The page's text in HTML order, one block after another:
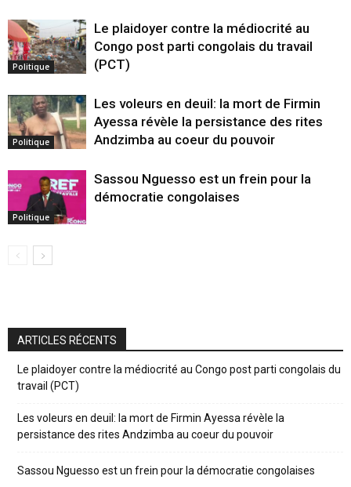
Politique
Le plaidoyer contre la médiocrité au
Congo post parti congolais du travail
(PCT)
Politique
Les voleurs en deuil: la mort de Firmin
Ayessa révèle la persistance des rites
Andzimba au coeur du pouvoir
Politique
Sassou Nguesso est un frein pour la
démocratie congolaises
ARTICLES RÉCENTS
Le plaidoyer contre la médiocrité au Congo post parti congolais du
travail (PCT)
Les voleurs en deuil: la mort de Firmin Ayessa révèle la
persistance des rites Andzimba au coeur du pouvoir
Sassou Nguesso est un frein pour la démocratie congolaises